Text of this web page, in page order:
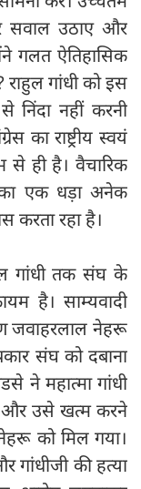
सवाल उठाए और
गलत ऐतिहासिक
गांधी को इस
नहीं करनी
का राष्ट्रीय स्वयं
से ही है। वैचारिक
का एक धड़ा अनेक
करता रहा है।
गांधी तक संघ के
है। साम्यवादी
जवाहरलाल नेहरू
संघ को दबाना
ने महात्मा गांधी
और उसे खत्म करने
को मिल गया।
की हत्या